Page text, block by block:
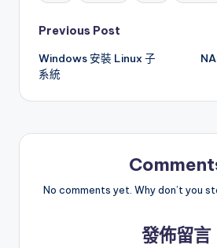
Post
navigation
Previous Post
Windows 安裝 Linux 子
系統
No comments yet. Why don’t you
發佈留言